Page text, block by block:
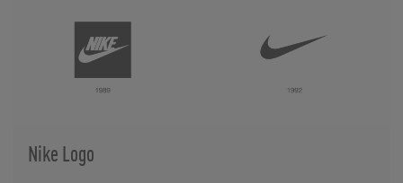
Nike Logo